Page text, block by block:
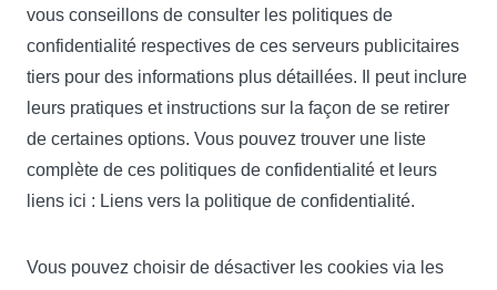
vous conseillons de consulter les politiques de
confidentialité respectives de ces serveurs publicitaires
tiers pour des informations plus détaillées. Il peut inclure
leurs pratiques et instructions sur la façon de se retirer
de certaines options. Vous pouvez trouver une liste
complète de ces politiques de confidentialité et leurs
liens ici : Liens vers la politique de confidentialité.
Vous pouvez choisir de désactiver les cookies via les